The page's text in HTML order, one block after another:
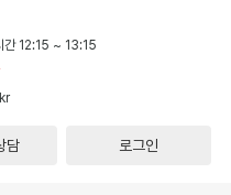
간 12:15 ~ 13:15
담 로그인